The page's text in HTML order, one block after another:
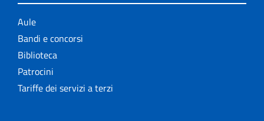
Aule
Bandi e concorsi
Biblioteca
Patrocini
Tariffe dei servizi a terzi